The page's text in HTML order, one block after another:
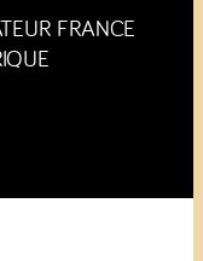
FRANCE